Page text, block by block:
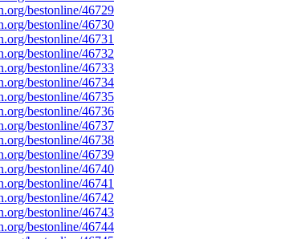
bestonline/46729
bestonline/46730
bestonline/46731
bestonline/46732
bestonline/46733
bestonline/46734
bestonline/46735
bestonline/46736
bestonline/46737
bestonline/46738
bestonline/46739
bestonline/46740
bestonline/46741
bestonline/46742
bestonline/46743
bestonline/46744